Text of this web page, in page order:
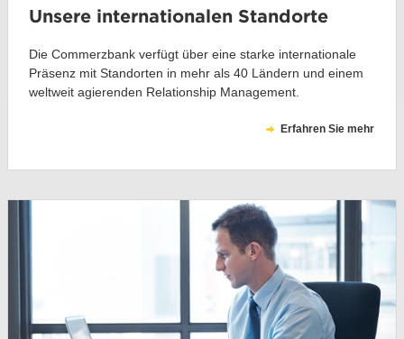
Unsere internationalen Standorte
Die Commerzbank verfügt über eine starke internationale
Präsenz mit Standorten in mehr als 40 Ländern und einem
weltweit agierenden Relationship Management.
Erfahren Sie mehr